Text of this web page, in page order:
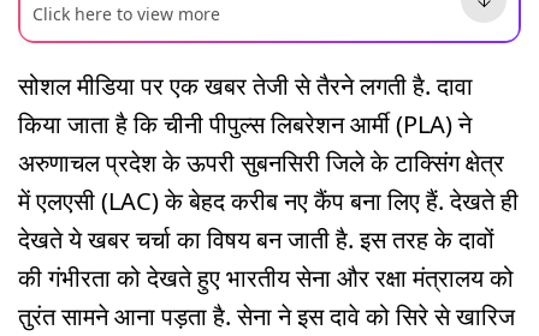
Click here to view more
सोशल मीडिया पर एक खबर तेजी से तैरने लगती है. दावा
किया जाता है कि चीनी पीपुल्स लिबरेशन आर्मी (PLA) ने
अरुणाचल प्रदेश के ऊपरी सुबनसिरी जिले के टाक्सिंग क्षेत्र
में एलएसी (LAC) के बेहद करीब नए कैंप बना लिए हैं. देखते ही
देखते ये खबर चर्चा का विषय बन जाती है. इस तरह के दावों
की गंभीरता को देखते हुए भारतीय सेना और रक्षा मंत्रालय को
तुरंत सामने आना पड़ता है. सेना ने इस दावे को सिरे से खारिज